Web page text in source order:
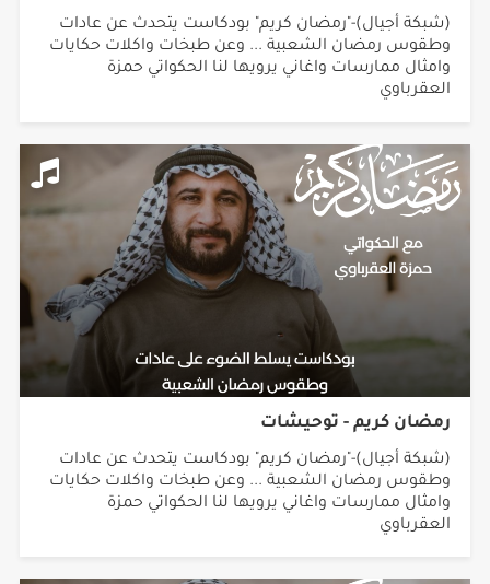
(شبكة أجيال)-"رمضان كريم" بودكاست يتحدث عن عادات
وطقوس رمضان الشعبية ... وعن طبخات واكلات حكايات
وامثال ممارسات واغاني يرويها لنا الحكواتي حمزة
العقرباوي
رمضان كريم - توحيشات
(شبكة أجيال)-"رمضان كريم" بودكاست يتحدث عن عادات
وطقوس رمضان الشعبية ... وعن طبخات واكلات حكايات
وامثال ممارسات واغاني يرويها لنا الحكواتي حمزة
العقرباوي